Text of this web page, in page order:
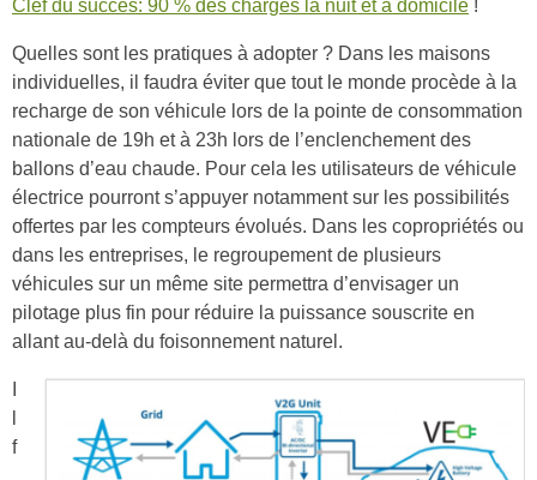
Clef du succès: 90 % des charges la nuit et à domicile !
Quelles sont les pratiques à adopter ? Dans les maisons
individuelles, il faudra éviter que tout le monde procède à la
recharge de son véhicule lors de la pointe de consommation
nationale de 19h et à 23h lors de l’enclenchement des
ballons d’eau chaude. Pour cela les utilisateurs de véhicule
électrice pourront s’appuyer notamment sur les possibilités
offertes par les compteurs évolués. Dans les copropriétés ou
dans les entreprises, le regroupement de plusieurs
véhicules sur un même site permettra d’envisager un
pilotage plus fin pour réduire la puissance souscrite en
allant au-delà du foisonnement naturel.
I
l
f